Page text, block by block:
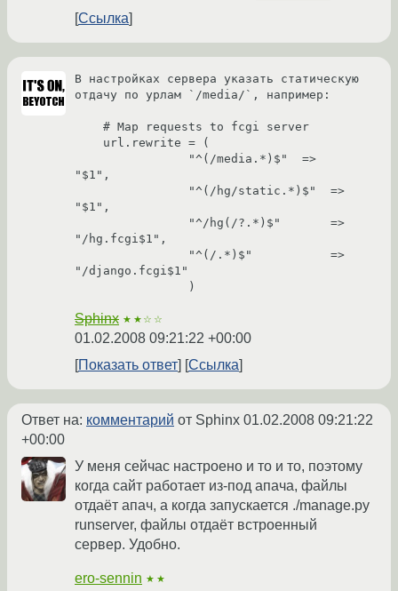
Ссылка
В настройках сервера указать статическую
отдачу по урлам `/media/`, например:
"$1",
"$1",
"/hg.fcgi$1",
"/django.fcgi$1"
                )
Sphinx ★★☆☆
01.02.2008 09:21:22 +00:00
Показать ответ
Ссылка
Ответ на: комментарий от Sphinx 01.02.2008 09:21:22
+00:00
У меня сейчас настроено и то и то, поэтому
когда сайт работает из-под апача, файлы
отдаёт апач, а когда запускается ./manage.py
runserver, файлы отдаёт встроенный
сервер. Удобно.
ero-sennin ★★